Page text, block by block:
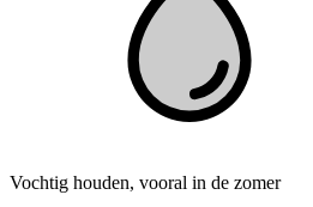
Vochtig houden, vooral in de zomer